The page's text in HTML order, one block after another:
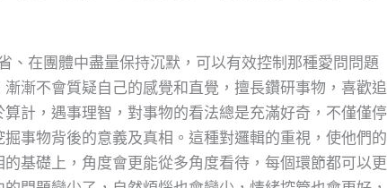
、在團體中盡量保持沉默，可以有效控制那種愛問問題
漸不會質疑自己的感覺和直覺，擅長鑽研事物，喜歡追
計，遇事理智，對事物的看法總是充滿好奇，不僅僅停
事物背後的意義及真相。這種對邏輯的重視，使他們的
基礎上，角度會更能從多角度看待，每個環節都可以更